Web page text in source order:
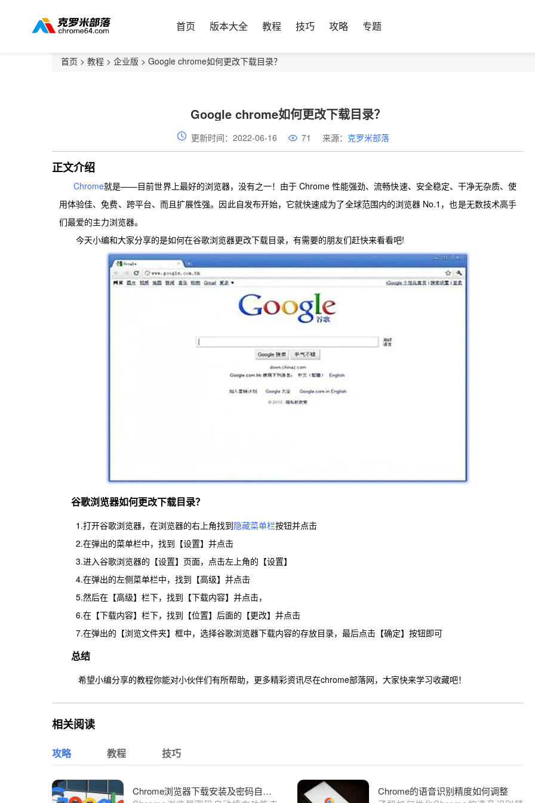
首页 版本大全 教程 技巧 攻略 专题
首页 > 教程 > 企业版 > Google chrome如何更改下载目录？
Google chrome如何更改下载目录？
更新时间：2022-06-16 71 来源： 克罗米部落
正文介绍
Chrome就是——目前世界上最好的浏览器，没有之一！由于 Chrome 性能强劲、流畅快速、安全稳定、干净无杂质、使
用体验佳、免费、跨平台、而且扩展性强。因此自发布开始，它就快速成为了全球范围内的浏览器 No.1，也是无数技术高手
们最爱的主力浏览器。
今天小编和大家分享的是如何在谷歌浏览器更改下载目录，有需要的朋友们赶快来看看吧!
谷歌浏览器如何更改下载目录？
1.打开谷歌浏览器，在浏览器的右上角找到隐藏菜单栏按钮并点击
2.在弹出的菜单栏中，找到【设置】并点击
3.进入谷歌浏览器的【设置】页面，点击左上角的【设置】
4.在弹出的左侧菜单栏中，找到【高级】并点击
5.然后在【高级】栏下，找到【下载内容】并点击，
6.在【下载内容】栏下，找到【位置】后面的【更改】并点击
7.在弹出的【浏览文件夹】框中，选择谷歌浏览器下载内容的存放目录，最后点击【确定】按钮即可
总结
希望小编分享的教程你能对小伙伴们有所帮助，更多精彩资讯尽在chrome部落网，大家快来学习收藏吧！
相关阅读
攻略 教程 技巧
Chrome浏览器下载安装及密码自动填充设置方法 Chrome的语音识别精度如何调整